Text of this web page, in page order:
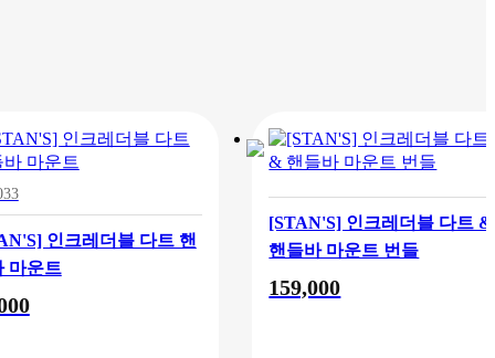
인크레더블 다트 핸
마운트
[STAN'S] 인크레더블 다트 &
핸들바 마운트 번들
159,000